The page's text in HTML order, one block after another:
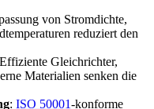
von Stromdichte,
reduziert den
Gleichrichter,
Materialien senken die
: ISO 50001-konforme